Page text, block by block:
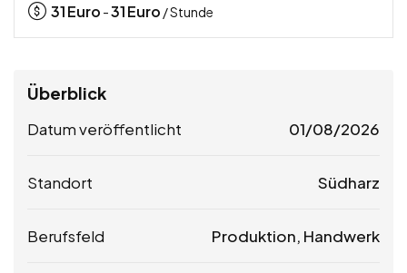
31Euro -31Euro / Stunde
Überblick
Datum veröffentlicht 01/08/2026
Standort Südharz
Berufsfeld Produktion, Handwerk